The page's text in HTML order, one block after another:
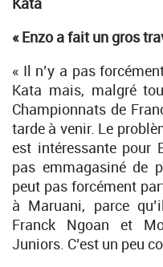
« Enzo a fait un gros
« Il n’y a pas
Kata mais, malgré
Championnats de
tarde à venir. Le
est intéressante pour
pas emmagasiné de
peut pas forcément
à Maruani, parce
Franck Ngoan et
Juniors. C’est un peu